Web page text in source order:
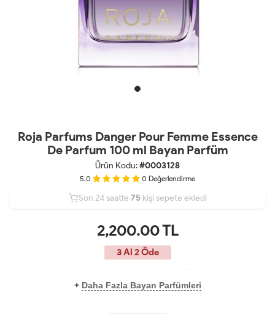
Roja Parfums Danger Pour Femme Essence
De Parfum 100 ml Bayan Parfüm
Ürün Kodu:#0003128
5.0 0 Değerlendirme
35 75
Son 24 saatte23kişi satın aldı
2,200.00TL
3 Al 2 Öde
+ Daha Fazla Bayan Parfümleri